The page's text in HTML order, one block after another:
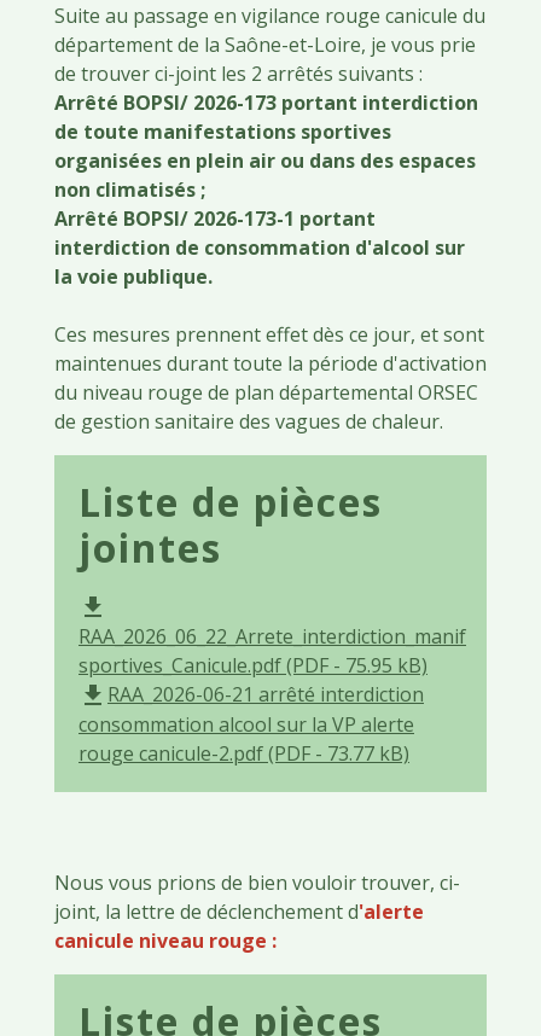
Suite au passage en vigilance rouge canicule du
département de la Saône-et-Loire, je vous prie
de trouver ci-joint les 2 arrêtés suivants :
Arrêté BOPSI/ 2026-173 portant interdiction
de toute manifestations sportives
organisées en plein air ou dans des espaces
non climatisés ;
Arrêté BOPSI/ 2026-173-1 portant
interdiction de consommation d'alcool sur
la voie publique.
Ces mesures prennent effet dès ce jour, et sont
maintenues durant toute la période d'activation
du niveau rouge de plan départemental ORSEC
de gestion sanitaire des vagues de chaleur.
Liste de pièces
jointes
file_download
RAA_2026_06_22_Arrete_interdiction_manif
sportives_Canicule.pdf (PDF - 75.95 kB)
file_download RAA_2026-06-21 arrêté interdiction
consommation alcool sur la VP alerte
rouge canicule-2.pdf (PDF - 73.77 kB)
Nous vous prions de bien vouloir trouver, ci-
joint, la lettre de déclenchement d'alerte
canicule niveau rouge :
Liste de pièces